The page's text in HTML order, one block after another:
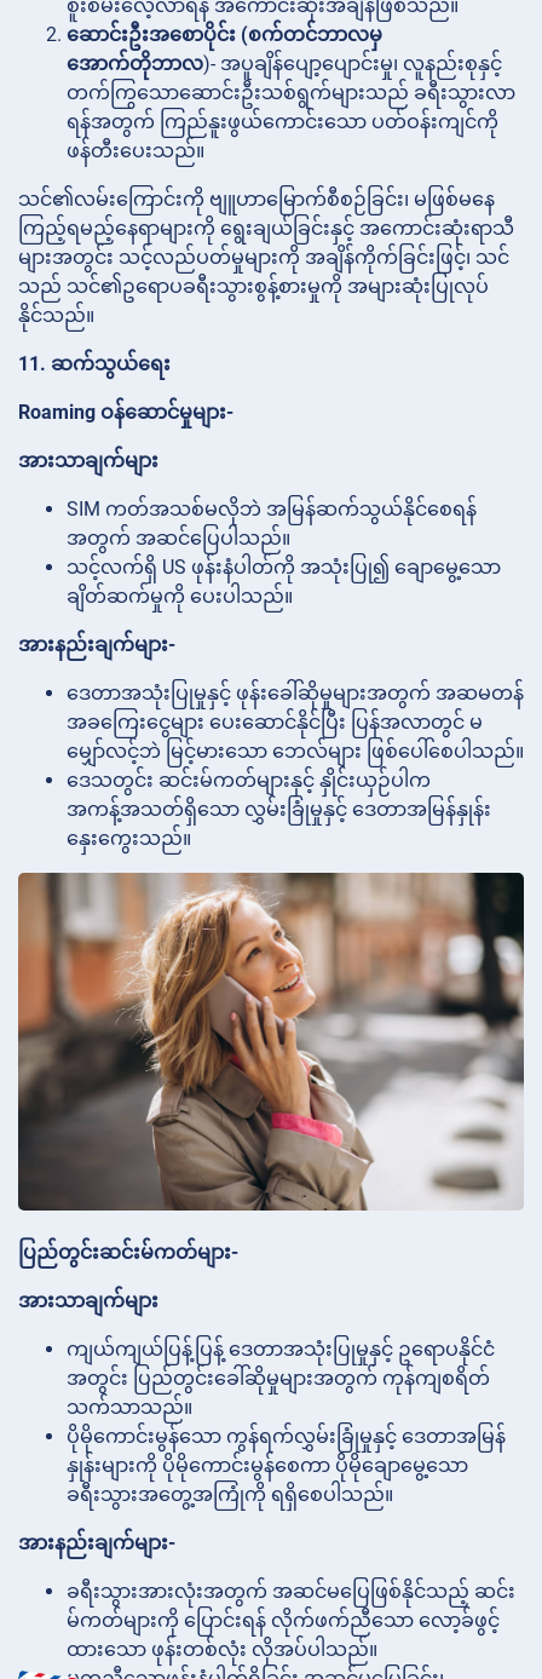
စူးစမ်းလေ့လာရန် အကောင်းဆုံးအချိန်ဖြစ်သည်။
ဆောင်းဦးအစောပိုင်း (စက်တင်ဘာလမှ
အောက်တိုဘာလ)- အပူချိန်ပျော့ပျောင်းမှု၊ လူနည်းစုနှင့်
တက်ကြွသောဆောင်းဦးသစ်ရွက်များသည် ခရီးသွားလာ
ရန်အတွက် ကြည်နူးဖွယ်ကောင်းသော ပတ်ဝန်းကျင်ကို
ဖန်တီးပေးသည်။
သင်၏လမ်းကြောင်းကို ဗျူဟာမြောက်စီစဉ်ခြင်း၊ မဖြစ်မနေ
ကြည့်ရမည့်နေရာများကို ရွေးချယ်ခြင်းနှင့် အကောင်းဆုံးရာသီ
များအတွင်း သင့်လည်ပတ်မှုများကို အချိန်ကိုက်ခြင်းဖြင့်၊ သင်
သည် သင်၏ဥရောပခရီးသွားစွန့်စားမှုကို အများဆုံးပြုလုပ်
နိုင်သည်။
11. ဆက်သွယ်ရေး
Roaming ဝန်ဆောင်မှုများ-
အားသာချက်များ
SIM ကတ်အသစ်မလိုဘဲ အမြန်ဆက်သွယ်နိုင်စေရန်
အတွက် အဆင်ပြေပါသည်။
သင့်လက်ရှိ US ဖုန်းနံပါတ်ကို အသုံးပြု၍ ချောမွေ့သော
ချိတ်ဆက်မှုကို ပေးပါသည်။
အားနည်းချက်များ-
ဒေတာအသုံးပြုမှုနှင့် ဖုန်းခေါ်ဆိုမှုများအတွက် အဆမတန်
အခကြေးငွေများ ပေးဆောင်နိုင်ပြီး ပြန်အလာတွင် မ
မျှော်လင့်ဘဲ မြင့်မားသော ဘေလ်များ ဖြစ်ပေါ်စေပါသည်။
ဒေသတွင်း ဆင်းမ်ကတ်များနှင့် နှိုင်းယှဉ်ပါက
အကန့်အသတ်ရှိသော လွှမ်းခြုံမှုနှင့် ဒေတာအမြန်နှုန်း
နှေးကွေးသည်။
ပြည်တွင်းဆင်းမ်ကတ်များ-
အားသာချက်များ
ကျယ်ကျယ်ပြန့်ပြန့် ဒေတာအသုံးပြုမှုနှင့် ဥရောပနိုင်ငံ
အတွင်း ပြည်တွင်းခေါ်ဆိုမှုများအတွက် ကုန်ကျစရိတ်
သက်သာသည်။
ပိုမိုကောင်းမွန်သော ကွန်ရက်လွှမ်းခြုံမှုနှင့် ဒေတာအမြန်
နှုန်းများကို ပိုမိုကောင်းမွန်စေကာ ပိုမိုချောမွေ့သော
ခရီးသွားအတွေ့အကြုံကို ရရှိစေပါသည်။
အားနည်းချက်များ-
ခရီးသွားအားလုံးအတွက် အဆင်မပြေဖြစ်နိုင်သည့် ဆင်း
မ်ကတ်များကို ပြောင်းရန် လိုက်ဖက်ညီသော လော့ခ်ဖွင့်
ထားသော ဖုန်းတစ်လုံး လိုအပ်ပါသည်။